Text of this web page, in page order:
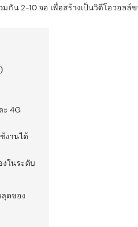
มกัน 2-10 จอ เพื่อสร้างเป็นวิดีโอวอ
ะ 4G
งานได้
ในระดับ
ดของ